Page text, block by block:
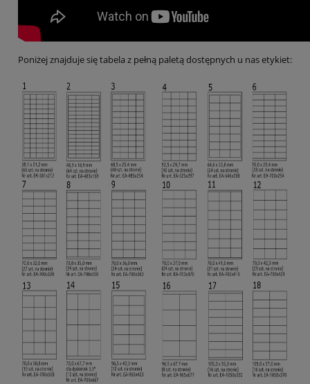
Poniżej znajduje się tabela z pełną paletą dostępnych u nas etykiet: